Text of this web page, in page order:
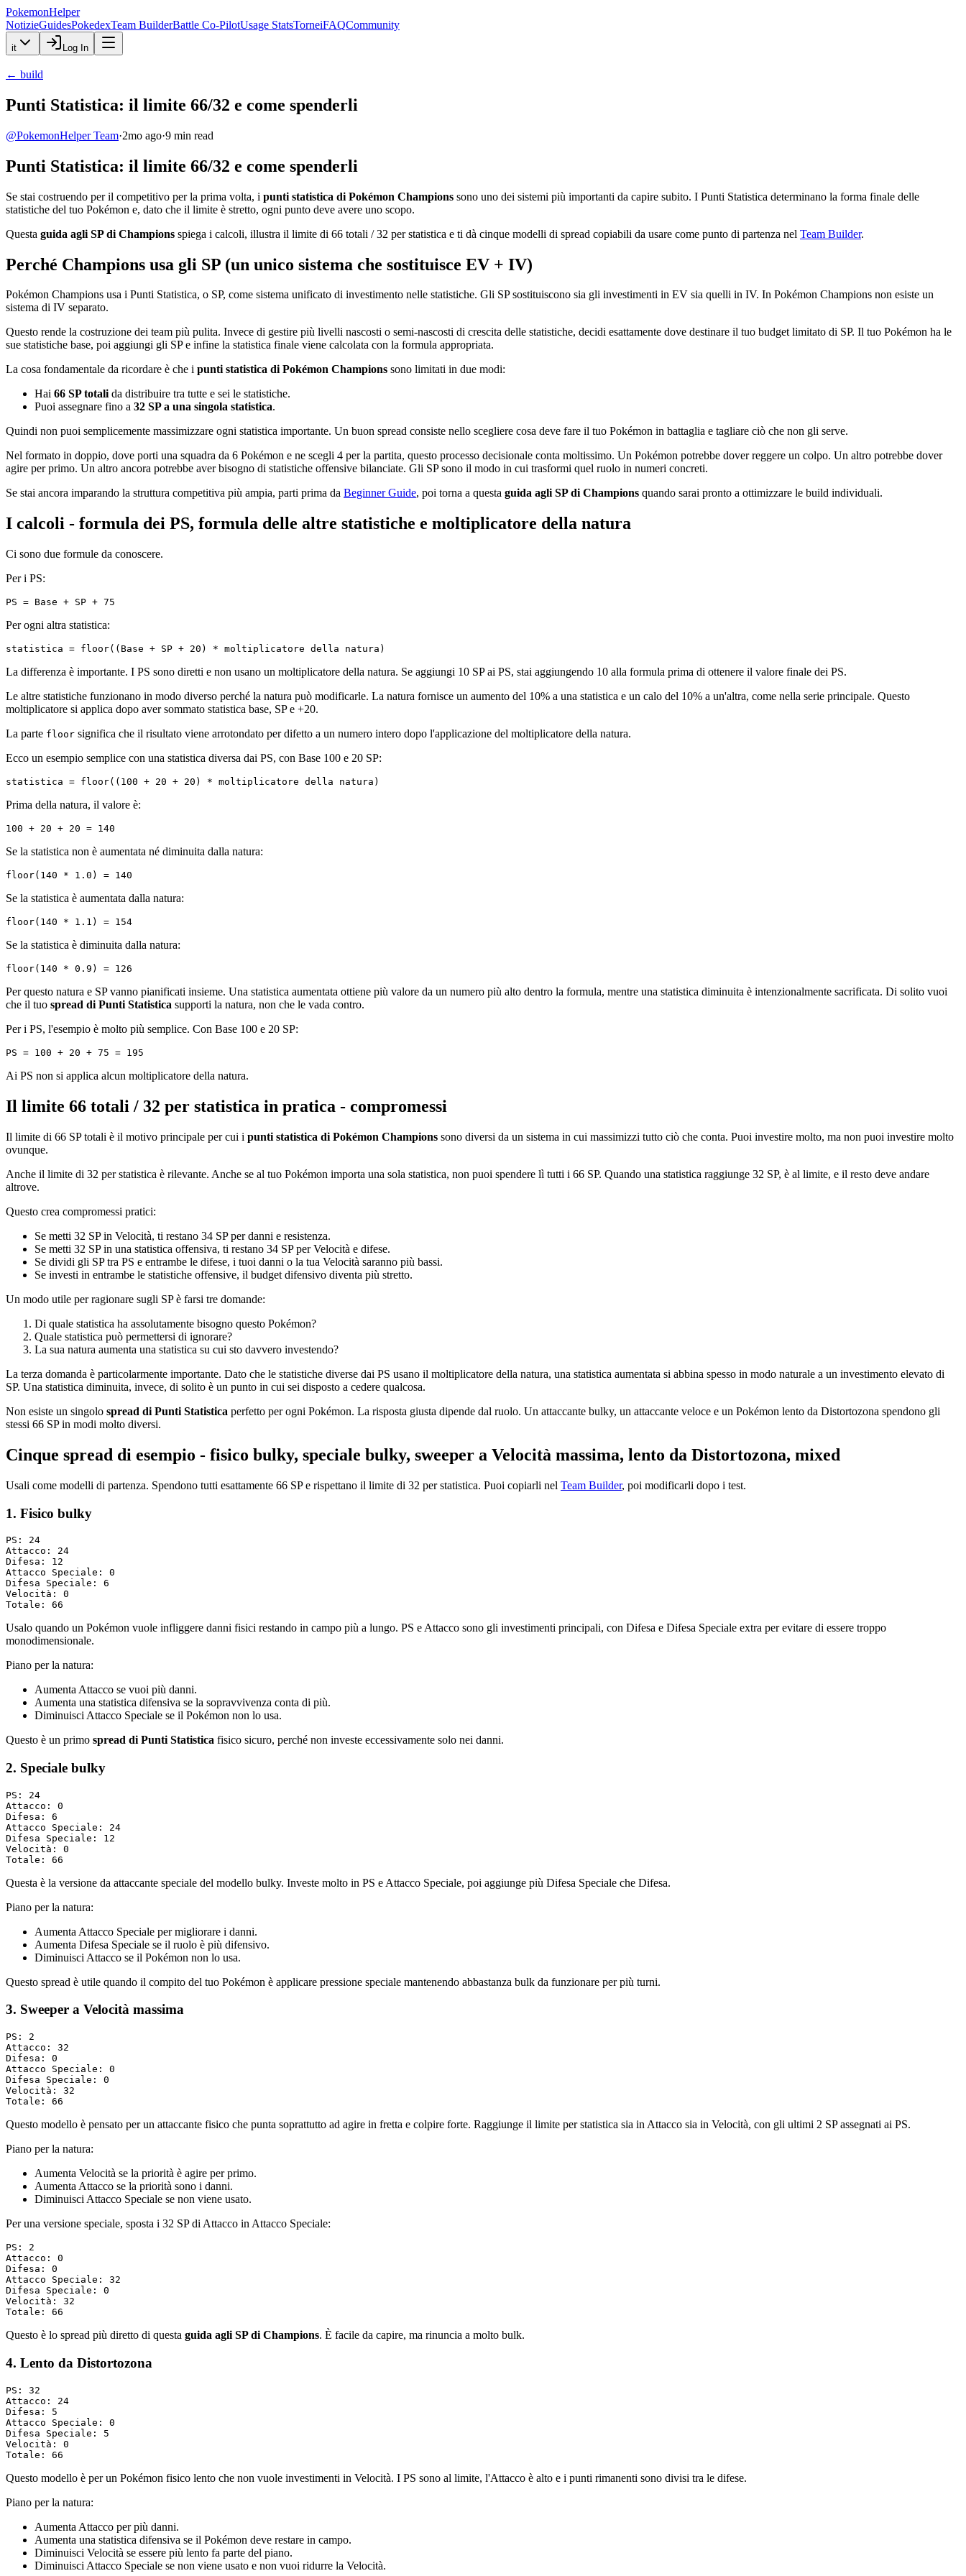
PokemonHelper
NotizieGuidesPokedexTeam BuilderBattle Co-PilotUsage StatsTorneiFAQCommunity
it Log In
← build
Punti Statistica: il limite 66/32 e come spenderli
@PokemonHelper Team·2mo ago·9 min read
Punti Statistica: il limite 66/32 e come spenderli
Se stai costruendo per il competitivo per la prima volta, i punti statistica di Pokémon Champions sono uno dei sistemi più importanti da capire subito. I Punti Statistica determinano la forma finale delle
statistiche del tuo Pokémon e, dato che il limite è stretto, ogni punto deve avere uno scopo.
Questa guida agli SP di Champions spiega i calcoli, illustra il limite di 66 totali / 32 per statistica e ti dà cinque modelli di spread copiabili da usare come punto di partenza nel Team Builder.
Perché Champions usa gli SP (un unico sistema che sostituisce EV + IV)
Pokémon Champions usa i Punti Statistica, o SP, come sistema unificato di investimento nelle statistiche. Gli SP sostituiscono sia gli investimenti in EV sia quelli in IV. In Pokémon Champions non esiste un
sistema di IV separato.
Questo rende la costruzione dei team più pulita. Invece di gestire più livelli nascosti o semi-nascosti di crescita delle statistiche, decidi esattamente dove destinare il tuo budget limitato di SP. Il tuo Pokémon ha le
sue statistiche base, poi aggiungi gli SP e infine la statistica finale viene calcolata con la formula appropriata.
La cosa fondamentale da ricordare è che i punti statistica di Pokémon Champions sono limitati in due modi:
Hai 66 SP totalida distribuire tra tutte e sei le statistiche.
Puoi assegnare fino a 32 SP a una singola statistica.
Quindi non puoi semplicemente massimizzare ogni statistica importante. Un buon spread consiste nello scegliere cosa deve fare il tuo Pokémon in battaglia e tagliare ciò che non gli serve.
Nel formato in doppio, dove porti una squadra da 6 Pokémon e ne scegli 4 per la partita, questo processo decisionale conta moltissimo. Un Pokémon potrebbe dover reggere un colpo. Un altro potrebbe dover
agire per primo. Un altro ancora potrebbe aver bisogno di statistiche offensive bilanciate. Gli SP sono il modo in cui trasformi quel ruolo in numeri concreti.
Se stai ancora imparando la struttura competitiva più ampia, parti prima da Beginner Guide, poi torna a questa guida agli SP di Champions quando sarai pronto a ottimizzare le build individuali.
I calcoli - formula dei PS, formula delle altre statistiche e moltiplicatore della natura
Ci sono due formule da conoscere.
Per i PS:
Per ogni altra statistica:
La differenza è importante. I PS sono diretti e non usano un moltiplicatore della natura. Se aggiungi 10 SP ai PS, stai aggiungendo 10 alla formula prima di ottenere il valore finale dei PS.
Le altre statistiche funzionano in modo diverso perché la natura può modificarle. La natura fornisce un aumento del 10% a una statistica e un calo del 10% a un'altra, come nella serie principale. Questo
moltiplicatore si applica dopo aver sommato statistica base, SP e +20.
La parte floor significa che il risultato viene arrotondato per difetto a un numero intero dopo l'applicazione del moltiplicatore della natura.
Ecco un esempio semplice con una statistica diversa dai PS, con Base 100 e 20 SP:
Prima della natura, il valore è:
Se la statistica non è aumentata né diminuita dalla natura:
Se la statistica è aumentata dalla natura:
Se la statistica è diminuita dalla natura:
Per questo natura e SP vanno pianificati insieme. Una statistica aumentata ottiene più valore da un numero più alto dentro la formula, mentre una statistica diminuita è intenzionalmente sacrificata. Di solito vuoi
che il tuo spread di Punti Statistica supporti la natura, non che le vada contro.
Per i PS, l'esempio è molto più semplice. Con Base 100 e 20 SP:
Ai PS non si applica alcun moltiplicatore della natura.
Il limite 66 totali / 32 per statistica in pratica - compromessi
Il limite di 66 SP totali è il motivo principale per cui i punti statistica di Pokémon Champions sono diversi da un sistema in cui massimizzi tutto ciò che conta. Puoi investire molto, ma non puoi investire molto
ovunque.
Anche il limite di 32 per statistica è rilevante. Anche se al tuo Pokémon importa una sola statistica, non puoi spendere lì tutti i 66 SP. Quando una statistica raggiunge 32 SP, è al limite, e il resto deve andare
altrove.
Questo crea compromessi pratici:
Se metti 32 SP in Velocità, ti restano 34 SP per danni e resistenza.
Se metti 32 SP in una statistica offensiva, ti restano 34 SP per Velocità e difese.
Se dividi gli SP tra PS e entrambe le difese, i tuoi danni o la tua Velocità saranno più bassi.
Se investi in entrambe le statistiche offensive, il budget difensivo diventa più stretto.
Un modo utile per ragionare sugli SP è farsi tre domande:
Di quale statistica ha assolutamente bisogno questo Pokémon?
Quale statistica può permettersi di ignorare?
La sua natura aumenta una statistica su cui sto davvero investendo?
La terza domanda è particolarmente importante. Dato che le statistiche diverse dai PS usano il moltiplicatore della natura, una statistica aumentata si abbina spesso in modo naturale a un investimento elevato di
SP. Una statistica diminuita, invece, di solito è un punto in cui sei disposto a cedere qualcosa.
Non esiste un singolo spread di Punti Statistica perfetto per ogni Pokémon. La risposta giusta dipende dal ruolo. Un attaccante bulky, un attaccante veloce e un Pokémon lento da Distortozona spendono gli
stessi 66 SP in modi molto diversi.
Cinque spread di esempio - fisico bulky, speciale bulky, sweeper a Velocità massima, lento da Distortozona, mixed
Usali come modelli di partenza. Spendono tutti esattamente 66 SP e rispettano il limite di 32 per statistica. Puoi copiarli nel Team Builder, poi modificarli dopo i test.
1. Fisico bulky
PS: 24
Attacco: 24
Difesa: 12
Attacco Speciale: 0
Difesa Speciale: 6
Velocità: 0
Usalo quando un Pokémon vuole infliggere danni fisici restando in campo più a lungo. PS e Attacco sono gli investimenti principali, con Difesa e Difesa Speciale extra per evitare di essere troppo
monodimensionale.
Piano per la natura:
Aumenta Attacco se vuoi più danni.
Aumenta una statistica difensiva se la sopravvivenza conta di più.
Diminuisci Attacco Speciale se il Pokémon non lo usa.
Questo è un primo spread di Punti Statistica fisico sicuro, perché non investe eccessivamente solo nei danni.
2. Speciale bulky
PS: 24
Attacco: 0
Difesa: 6
Attacco Speciale: 24
Difesa Speciale: 12
Velocità: 0
Questa è la versione da attaccante speciale del modello bulky. Investe molto in PS e Attacco Speciale, poi aggiunge più Difesa Speciale che Difesa.
Piano per la natura:
Aumenta Attacco Speciale per migliorare i danni.
Aumenta Difesa Speciale se il ruolo è più difensivo.
Diminuisci Attacco se il Pokémon non lo usa.
Questo spread è utile quando il compito del tuo Pokémon è applicare pressione speciale mantenendo abbastanza bulk da funzionare per più turni.
3. Sweeper a Velocità massima
PS: 2
Attacco: 32
Difesa: 0
Attacco Speciale: 0
Difesa Speciale: 0
Velocità: 32
Questo modello è pensato per un attaccante fisico che punta soprattutto ad agire in fretta e colpire forte. Raggiunge il limite per statistica sia in Attacco sia in Velocità, con gli ultimi 2 SP assegnati ai PS.
Piano per la natura:
Aumenta Velocità se la priorità è agire per primo.
Aumenta Attacco se la priorità sono i danni.
Diminuisci Attacco Speciale se non viene usato.
Per una versione speciale, sposta i 32 SP di Attacco in Attacco Speciale:
PS: 2
Attacco: 0
Difesa: 0
Attacco Speciale: 32
Difesa Speciale: 0
Velocità: 32
Questo è lo spread più diretto di questa guida agli SP di Champions. È facile da capire, ma rinuncia a molto bulk.
4. Lento da Distortozona
PS: 32
Attacco: 24
Difesa: 5
Attacco Speciale: 0
Difesa Speciale: 5
Velocità: 0
Questo modello è per un Pokémon fisico lento che non vuole investimenti in Velocità. I PS sono al limite, l'Attacco è alto e i punti rimanenti sono divisi tra le difese.
Piano per la natura:
Aumenta Attacco per più danni.
Aumenta una statistica difensiva se il Pokémon deve restare in campo.
Diminuisci Velocità se essere più lento fa parte del piano.
Diminuisci Attacco Speciale se non viene usato e non vuoi ridurre la Velocità.